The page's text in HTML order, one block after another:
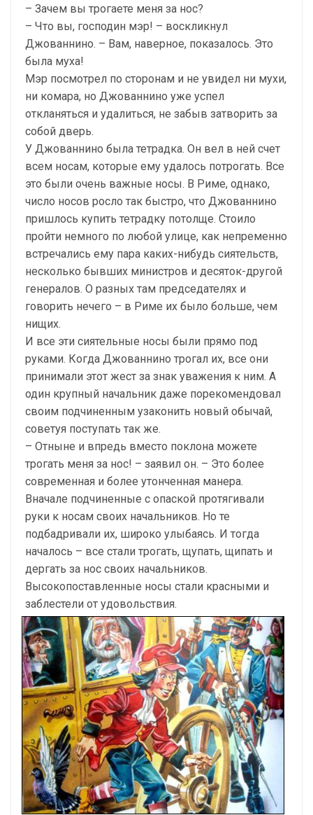
– Зачем вы трогаете меня за нос?
– Что вы, господин мэр! – воскликнул
Джованнино. – Вам, наверное, показалось. Это
была муха!
Мэр посмотрел по сторонам и не увидел ни мухи,
ни комара, но Джованнино уже успел
откланяться и удалиться, не забыв затворить за
собой дверь.
У Джованнино была тетрадка. Он вел в ней счет
всем носам, которые ему удалось потрогать. Все
это были очень важные носы. В Риме, однако,
число носов росло так быстро, что Джованнино
пришлось купить тетрадку потолще. Стоило
пройти немного по любой улице, как непременно
встречались ему пара каких-нибудь сиятельств,
несколько бывших министров и десяток-другой
генералов. О разных там председателях и
говорить нечего – в Риме их было больше, чем
нищих.
И все эти сиятельные носы были прямо под
руками. Когда Джованнино трогал их, все они
принимали этот жест за знак уважения к ним. А
один крупный начальник даже порекомендовал
своим подчиненным узаконить новый обычай,
советуя поступать так же.
– Отныне и впредь вместо поклона можете
трогать меня за нос! – заявил он. – Это более
современная и более утонченная манера.
Вначале подчиненные с опаской протягивали
руки к носам своих начальников. Но те
подбадривали их, широко улыбаясь. И тогда
началось – все стали трогать, щупать, щипать и
дергать за нос своих начальников.
Высокопоставленные носы стали красными и
заблестели от удовольствия.